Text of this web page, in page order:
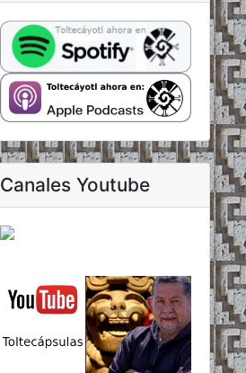
Canales Youtube